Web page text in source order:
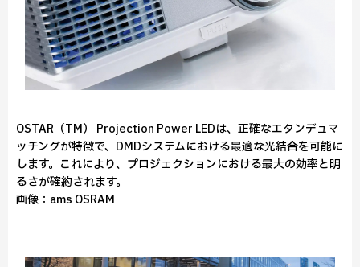
OSTAR（TM） Projection Power LEDは、正確なエタンデュマ
ッチングが特徴で、DMDシステムにおける最適な光結合を可能に
します。これにより、プロジェクションにおける最大の効率と明
るさが確約されます。
画像：ams OSRAM